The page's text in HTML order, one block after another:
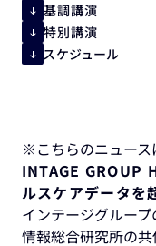
基調講演
特別講演
スケジュール
※こちらのニュース
INTAGE
ルスケアデータを
インテージグルー
情報総合研究所の共